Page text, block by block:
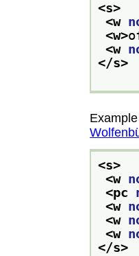
<s>
<w
<w>
<w
</s>
<s>
<w
<pc
<w
<w
<w
</s>